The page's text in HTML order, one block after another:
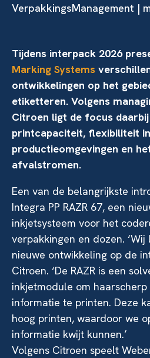
VerpakkingsManagement |
Tijdens interpack 2026
Marking Systems
ontwikkelingen op het
etiketteren. Volgens
Citroen ligt de focus
printcapaciteit, flexibiliteit in
productieomgevingen en
afvalstromen.
Een van de belangrijkste
Integra PP RAZR 67, een
inkjetsysteem voor het
verpakkingen en dozen.
nieuwe ontwikkeling op de
Citroen. ‘De RAZR is een
inkjetmodule om haarscherp
informatie te printen. Deze
hoog printen, waardoor we
informatie kwijt kunnen.’
Volgens Citroen speelt